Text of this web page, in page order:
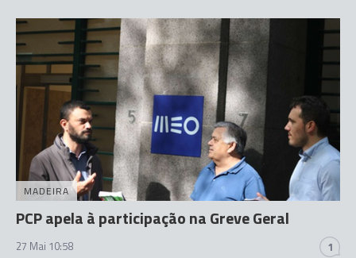
MADEIRA
PCP apela à participação na Greve Geral
27 Mai 10:58 1